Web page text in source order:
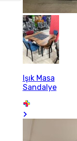
Işık Masa
Sandalye